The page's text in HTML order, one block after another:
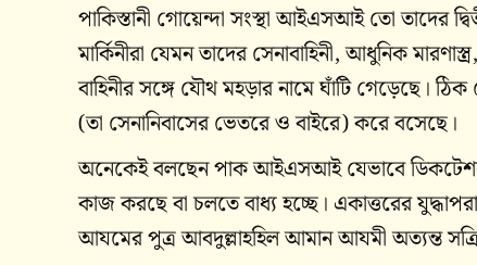
পাকিস্তানী গোয়েন্দা সংস্থা আইএসআই তো তাদের
মার্কিনীরা যেমন তাদের সেনাবাহিনী, আধুনিক
বাহিনীর সঙ্গে যৌথ মহড়ার নামে ঘাঁটি গেড়েছে।
(তা সেনানিবাসের ভেতরে ও বাইরে) করে বসেছে।
অনেকেই বলছেন পাক আইএসআই যেভাবে ডিকটেশন
কাজ করছে বা চলতে বাধ্য হচ্ছে। একাত্তরের
আযমের পুত্র আবদুল্লাহহিল আমান আযমী অত্যন্ত